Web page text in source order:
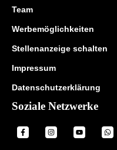
Team
Werbemöglichkeiten
Stellenanzeige schalten
Impressum
Datenschutzerklärung
Soziale Netzwerke